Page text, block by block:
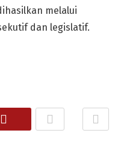
melalui
dan legislatif.